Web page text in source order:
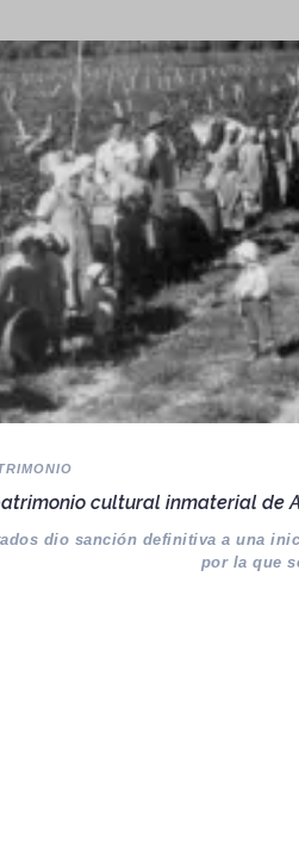
cultural inmaterial de
dio sanción definitiva a una
por la que